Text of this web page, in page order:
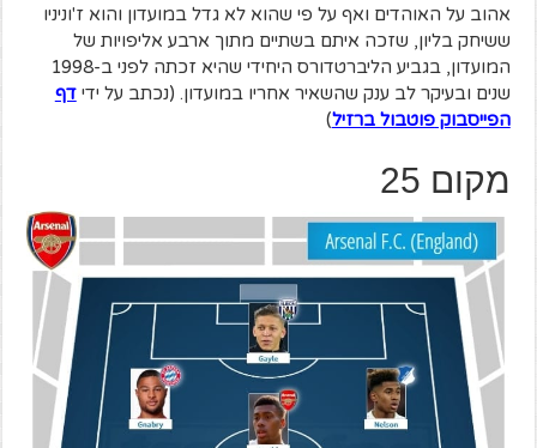
אהוב על האוהדים ואף על פי שהוא לא גדל במועדון והוא ז'וניניו
ששיחק בליון, שזכה איתם בשתיים מתוך ארבע אליפויות של
המועדון, בגביע הליברטדורס היחידי שהיא זכתה לפני ב-1998
שנים ובעיקר לב ענק שהשאיר אחריו במועדון. (נכתב על ידידף
הפייסבוקפוטבול ברזיל)
מקום 25